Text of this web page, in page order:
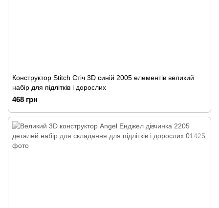
Конструктор Stitch Стіч 3D синій 2005 елементів великий
набір для підлітків і дорослих
468 грн